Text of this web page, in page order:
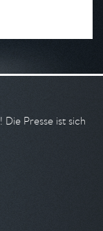
! Die Presse ist sich